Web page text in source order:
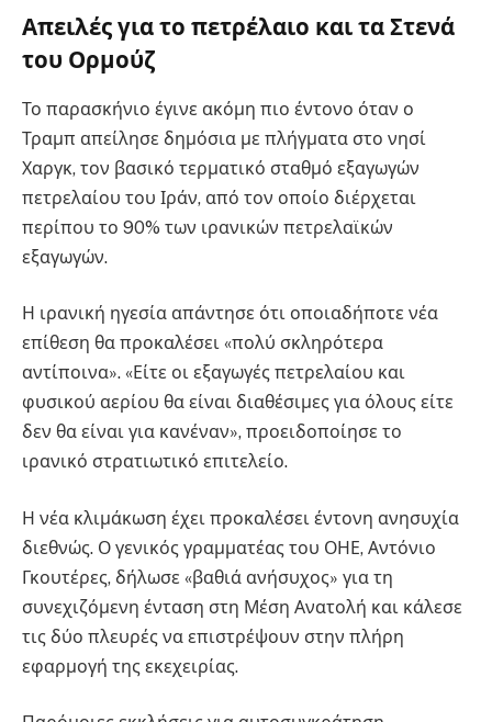
Απειλές για το πετρέλαιο και τα Στενά
του Ορμούζ
Το παρασκήνιο έγινε ακόμη πιο έντονο όταν ο
Τραμπ απείλησε δημόσια με πλήγματα στο νησί
Χαργκ, τον βασικό τερματικό σταθμό εξαγωγών
πετρελαίου του Ιράν, από τον οποίο διέρχεται
περίπου το 90% των ιρανικών πετρελαϊκών
εξαγωγών.
Η ιρανική ηγεσία απάντησε ότι οποιαδήποτε νέα
επίθεση θα προκαλέσει «πολύ σκληρότερα
αντίποινα». «Είτε οι εξαγωγές πετρελαίου και
φυσικού αερίου θα είναι διαθέσιμες για όλους είτε
δεν θα είναι για κανέναν», προειδοποίησε το
ιρανικό στρατιωτικό επιτελείο.
Η νέα κλιμάκωση έχει προκαλέσει έντονη ανησυχία
διεθνώς. Ο γενικός γραμματέας του ΟΗΕ, Αντόνιο
Γκουτέρες, δήλωσε «βαθιά ανήσυχος» για τη
συνεχιζόμενη ένταση στη Μέση Ανατολή και κάλεσε
τις δύο πλευρές να επιστρέψουν στην πλήρη
εφαρμογή της εκεχειρίας.